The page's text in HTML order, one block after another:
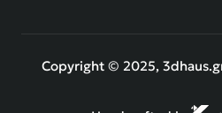
Copyright © 2025,